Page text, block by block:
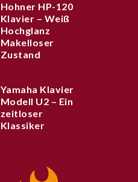
Hohner HP-120
Klavier – Weiß
Hochglanz
Makelloser
Zustand
Yamaha Klavier
Modell U2 – Ein
zeitloser
Klassiker